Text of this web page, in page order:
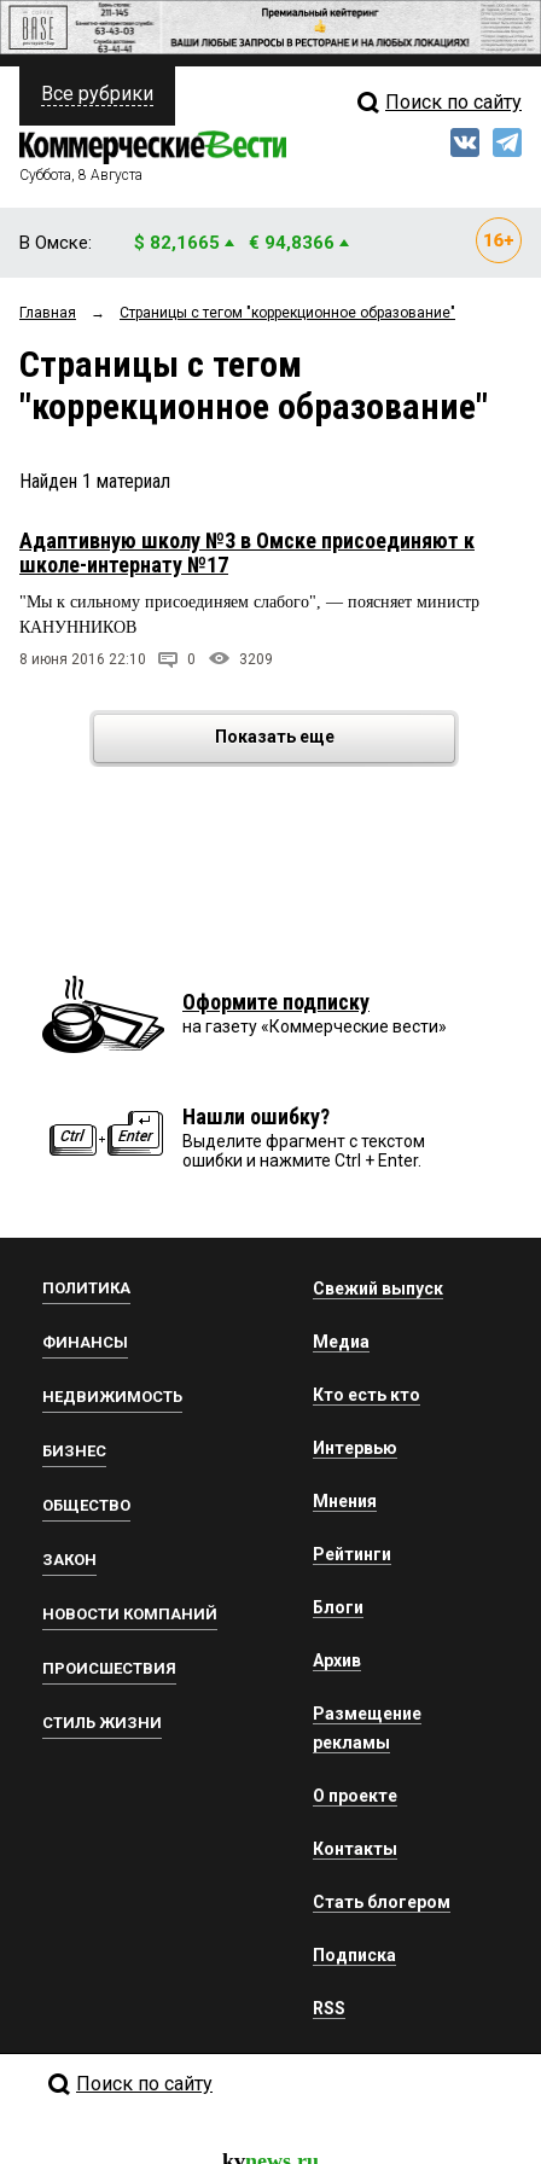
ПОЛИТИКА
ФИНАНСЫ
ОБЩЕСТВО
ЗАКОН
НОВОСТИ КОМПАНИЙ
ПРОИСШЕСТВИЯ
СТИЛЬ ЖИЗНИ
Свежий выпуск
Мнения
Блоги
Все рубрики Поиск по сайту
Суббота, 8 Августа
В Омске: $ 82,1665 € 94,8366
Главная → Страницы c тегом "коррекционное образование"
Страницы c тегом
"коррекционное образование"
Найден 1 материал
Адаптивную школу №3 в Омске присоединяют к
школе-интернату №17
"Мы к сильному присоединяем слабого", — поясняет министр
КАНУННИКОВ
8 июня 2016 22:10 0 3209
Показать еще
Оформите подписку
на газету «Коммерческие вести»
Нашли ошибку?
Выделите фрагмент с текстом
ошибки и нажмите Ctrl + Enter.
ПОЛИТИКА
ФИНАНСЫ
НЕДВИЖИМОСТЬ
БИЗНЕС
ОБЩЕСТВО
ЗАКОН
НОВОСТИ КОМПАНИЙ
ПРОИСШЕСТВИЯ
СТИЛЬ ЖИЗНИ
Свежий выпуск
Медиа
Кто есть кто
Интервью
Мнения
Рейтинги
Блоги
Архив
Размещение
рекламы
О проекте
Контакты
Стать блогером
Подписка
RSS
Поиск по сайту